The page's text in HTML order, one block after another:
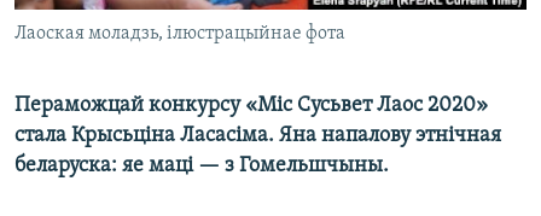
Лаоская моладзь, ілюстрацыйнае фота
Пераможцай конкурсу «Міс Сусьвет Лаос 2020»
стала Крысьціна Ласасіма. Яна напалову этнічная
беларуска: яе маці — з Гомельшчыны.